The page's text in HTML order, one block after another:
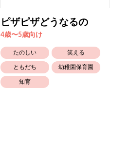
ピザピザどうなるの
4歳〜5歳向け
たのしい 笑える
ともだち 幼稚園保育園
知育